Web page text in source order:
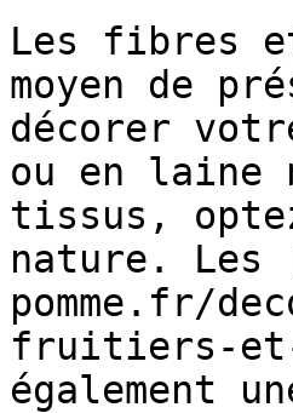
Les fibres
moyen de
décorer
ou en laine
tissus,
nature.
pomme.fr/
fruitiers-et-
également